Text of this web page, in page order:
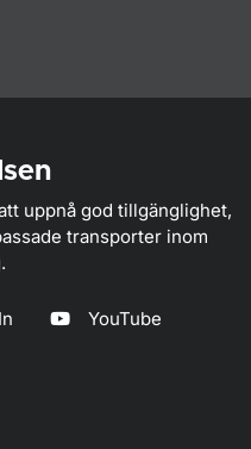
uppnå god tillgänglighet,
transporter inom
YouTube